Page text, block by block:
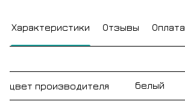
Характеристики Отзывы Оплата
цвет производителя белый